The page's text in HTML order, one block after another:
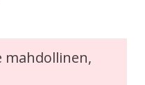
Oppiminen ja osaaminen
mahdollinen,